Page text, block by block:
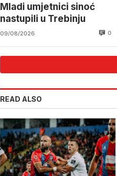
Mladi umjetnici sinoć
nastupili u Trebinju
09/08/2026 0
READ ALSO